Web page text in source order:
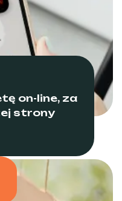
on-line, za
strony